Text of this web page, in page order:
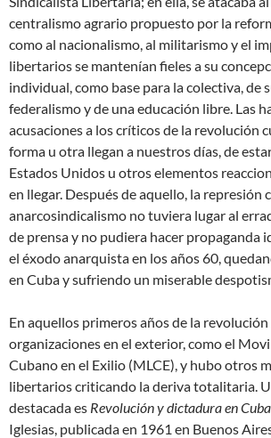
centralismo agrario propuesto por la
como al nacionalismo, al militarismo y el
libertarios se mantenían fieles a su
individual, como base para la colectiva, de
federalismo y de una educación libre. Las
acusaciones a los críticos de la revolución
forma u otra llegan a nuestros días, de
Estados Unidos u otros elementos
en llegar. Después de aquello, la represión
anarcosindicalismo no tuviera lugar al
de prensa y no pudiera hacer propaganda
el éxodo anarquista en los años 60,
en Cuba y sufriendo un miserable
En aquellos primeros años de la revolución
organizaciones en el exterior, como el
Cubano en el Exilio (MLCE), y hubo otros
libertarios criticando la deriva totalitaria.
destacada es Revolución y dictadura en Cuba
Iglesias, publicada en 1961 en Buenos